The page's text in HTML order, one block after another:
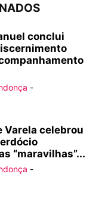
conclui
-
Varela celebrou
“maravilhas”...
-